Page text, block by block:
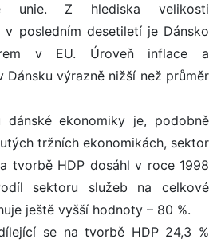
unie. Z hlediska velikosti
v posledním desetiletí je Dánsko
v EU. Úroveň inflace a
Dánsku výrazně nižší než průměr
dánské ekonomiky je, podobně
tržních ekonomikách, sektor
tvorbě HDP dosáhl v roce 1998
sektoru služeb na celkové
ještě vyšší hodnoty – 80 %.
se na tvorbě HDP 24,3 %